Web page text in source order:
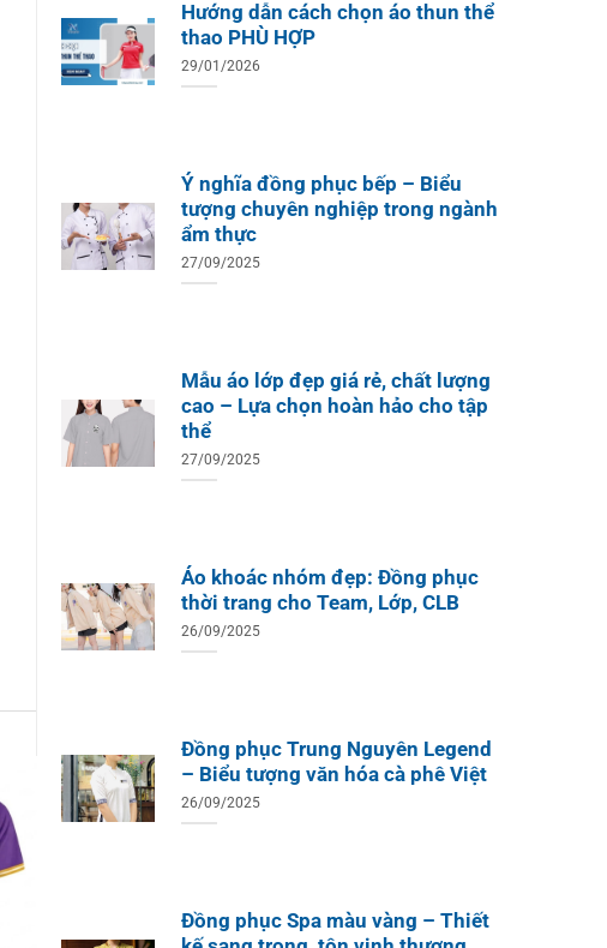
Hướng dẫn cách chọn áo thun thể
thao PHÙ HỢP
29/01/2026
Ý nghĩa đồng phục bếp – Biểu
tượng chuyên nghiệp trong ngành
ẩm thực
27/09/2025
Mẫu áo lớp đẹp giá rẻ, chất lượng
cao – Lựa chọn hoàn hảo cho tập
thể
27/09/2025
Áo khoác nhóm đẹp: Đồng phục
thời trang cho Team, Lớp, CLB
26/09/2025
Đồng phục Trung Nguyên Legend
– Biểu tượng văn hóa cà phê Việt
26/09/2025
Đồng phục Spa màu vàng – Thiết